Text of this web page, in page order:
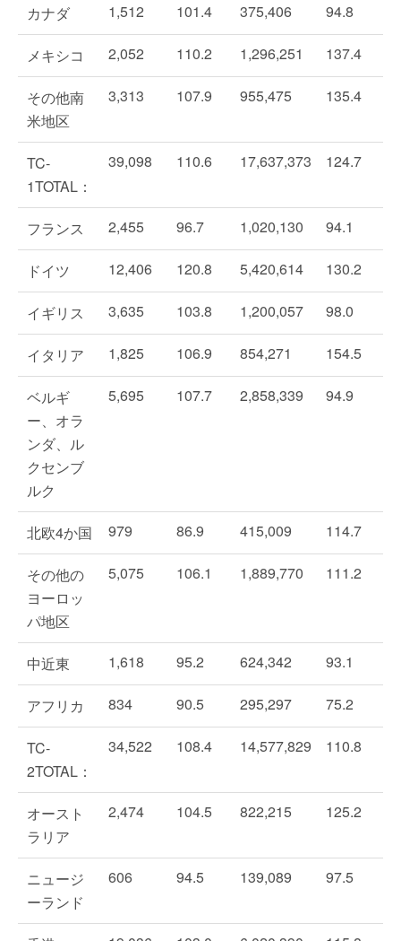
カナダ 1,512 101.4 375,406 94.8
メキシコ 2,052 110.2 1,296,251 137.4
その他南
米地区
3,313 107.9 955,475 135.4
TC-
1TOTAL：
39,098 110.6 17,637,373 124.7
フランス 2,455 96.7 1,020,130 94.1
ドイツ 12,406 120.8 5,420,614 130.2
イギリス 3,635 103.8 1,200,057 98.0
イタリア 1,825 106.9 854,271 154.5
ベルギ
ー、オラ
ンダ、ル
クセンブ
ルク
5,695 107.7 2,858,339 94.9
北欧4か国 979 86.9 415,009 114.7
その他の
ヨーロッ
パ地区
5,075 106.1 1,889,770 111.2
中近東 1,618 95.2 624,342 93.1
アフリカ 834 90.5 295,297 75.2
TC-
2TOTAL：
34,522 108.4 14,577,829 110.8
オースト
ラリア
2,474 104.5 822,215 125.2
ニュージ
ーランド
606 94.5 139,089 97.5